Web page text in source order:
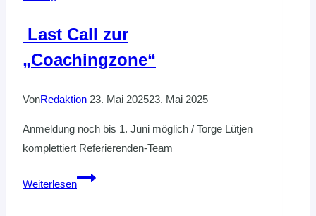
Last Call zur
„Coachingzone“
VonRedaktion 23. Mai 202523. Mai 2025
Anmeldung noch bis 1. Juni möglich / Torge Lütjen
komplettiert Referierenden-Team
Weiterlesen
Last